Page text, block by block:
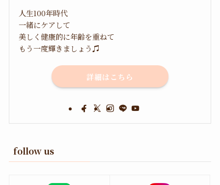
人生100年時代
一緒にケアして
美しく健康的に年齢を重ねて
もう一度輝きましょう♫
詳細はこちら
follow us